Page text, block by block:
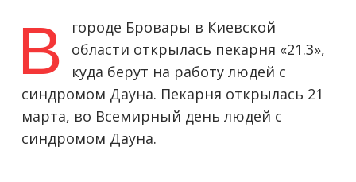
В
городе Бровары в Киевской
области открылась пекарня «21.3»,
куда берут на работу людей с
синдромом Дауна. Пекарня открылась 21
марта, во Всемирный день людей с
синдромом Дауна.